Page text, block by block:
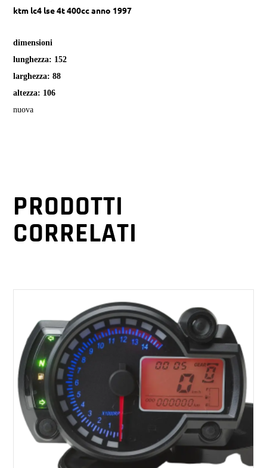
ktm lc4 lse 4t 400cc anno 1997
dimensioni
lunghezza: 152
larghezza: 88
altezza: 106
nuova
PRODOTTI
CORRELATI
AGGIUNGI AL CARRELLO